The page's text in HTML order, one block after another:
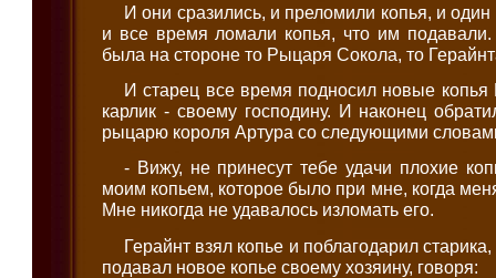
И они сразились, и преломили копья, и один
и все время ломали копья, что им
была на стороне то Рыцаря Сокола, то
И старец все время подносил новые копья
карлик - своему господину. И наконец
рыцарю короля Артура со следующими
- Вижу, не принесут тебе удачи плохие
моим копьем, которое было при мне, когда
Мне никогда не удавалось изломать его.
Герайнт взял копье и поблагодарил
подавал новое копье своему хозяину, говоря: